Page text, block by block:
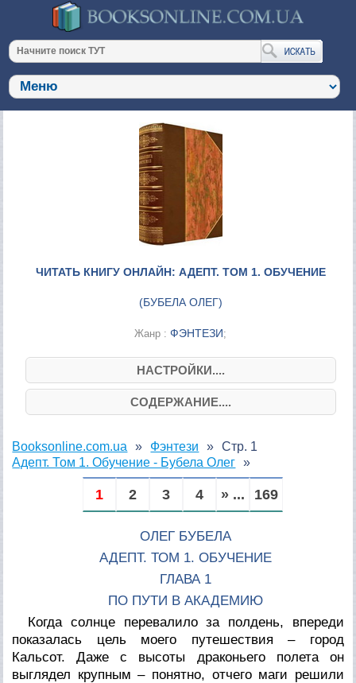
ЧИТАТЬ КНИГУ ОНЛАЙН: АДЕПТ. ТОМ 1. ОБУЧЕНИЕ
(БУБЕЛА ОЛЕГ)
Жанр :ФЭНТЕЗИ;
НАСТРОЙКИ....
СОДЕРЖАНИЕ....
Booksonline.com.ua
Фэнтези
Адепт. Том 1. Обучение - Бубела Олег
Стр. 1
1 2 3 4 » ... 169
ОЛЕГ БУБЕЛА
АДЕПТ. ТОМ 1. ОБУЧЕНИЕ
ГЛАВА 1
ПО ПУТИ В АКАДЕМИЮ
Когда солнце перевалило за полдень, впереди
показалась цель моего путешествия – город
Кальсот. Даже с высоты драконьего полета он
выглядел крупным – понятно, отчего маги решили